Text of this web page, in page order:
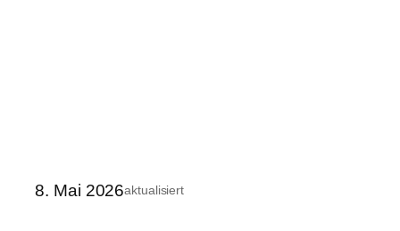
8. Mai 2026aktualisiert